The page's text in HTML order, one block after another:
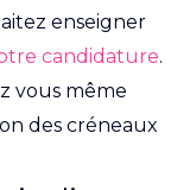
enseigner
candidature.
vous même
des créneaux